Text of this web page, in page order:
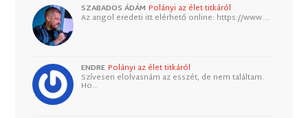
SZABADOS ÁDÁM Polányi az élet titkáról
Az angol eredeti itt elérhető online: https://www.…
ENDRE Polányi az élet titkáról
Szívesen elolvasnám az esszét, de nem találtam.
Ho…